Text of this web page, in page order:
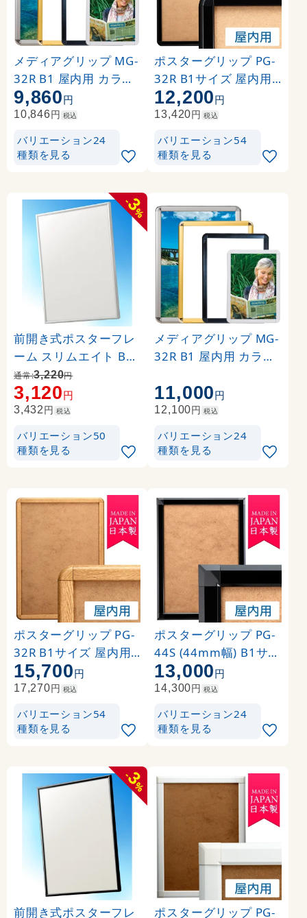
メディアグリップ MG-
32R B1 屋内用 カラー:
シルバー (51312B1S)
9,860円
10,846円 税込
バリエーション24
種類を見る
ポスターグリップ PG-
32R B1サイズ 屋内用
角丸 ブラック
12,200円
13,420円 税込
バリエーション54
種類を見る
-
3
%
前開き式ポスターフレ
ーム スリムエイト B1
シルバー
通常:3,220円
3,120円
3,432円 税込
バリエーション50
種類を見る
メディアグリップ MG-
32R B1 屋内用 カラー:
11,000円
12,100円 税込
バリエーション24
種類を見る
ポスターグリップ PG-
32R B1サイズ 屋内用
角丸 けやき
15,700円
17,270円 税込
バリエーション54
種類を見る
ポスターグリップ PG-
44S (44mm幅) B1サイ
ズ 屋内用 角型 ブラッ
ク ※吊り下げ金具・紐
13,000円
14,300円 税込
バリエーション24
種類を見る
-
3
%
前開き式ポスターフレ ポスターグリップ PG-